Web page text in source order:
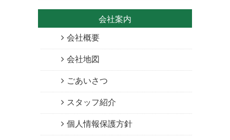
会社案内
会社概要
会社地図
ごあいさつ
スタッフ紹介
個人情報保護方針